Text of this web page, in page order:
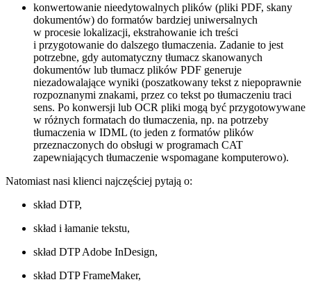
konwertowanie nieedytowalnych plików (pliki PDF, skany
dokumentów) do formatów bardziej uniwersalnych
w procesie lokalizacji, ekstrahowanie ich treści
i przygotowanie do dalszego tłumaczenia. Zadanie to jest
potrzebne, gdy automatyczny tłumacz skanowanych
dokumentów lub tłumacz plików PDF generuje
niezadowalające wyniki (poszatkowany tekst z niepoprawnie
rozpoznanymi znakami, przez co tekst po tłumaczeniu traci
sens. Po konwersji lub OCR pliki mogą być przygotowywane
w różnych formatach do tłumaczenia, np. na potrzeby
tłumaczenia w IDML (to jeden z formatów plików
przeznaczonych do obsługi w programach CAT
zapewniających tłumaczenie wspomagane komputerowo).
Natomiast nasi klienci najczęściej pytają o:
skład DTP,
skład i łamanie tekstu,
skład DTP Adobe InDesign,
skład DTP FrameMaker,